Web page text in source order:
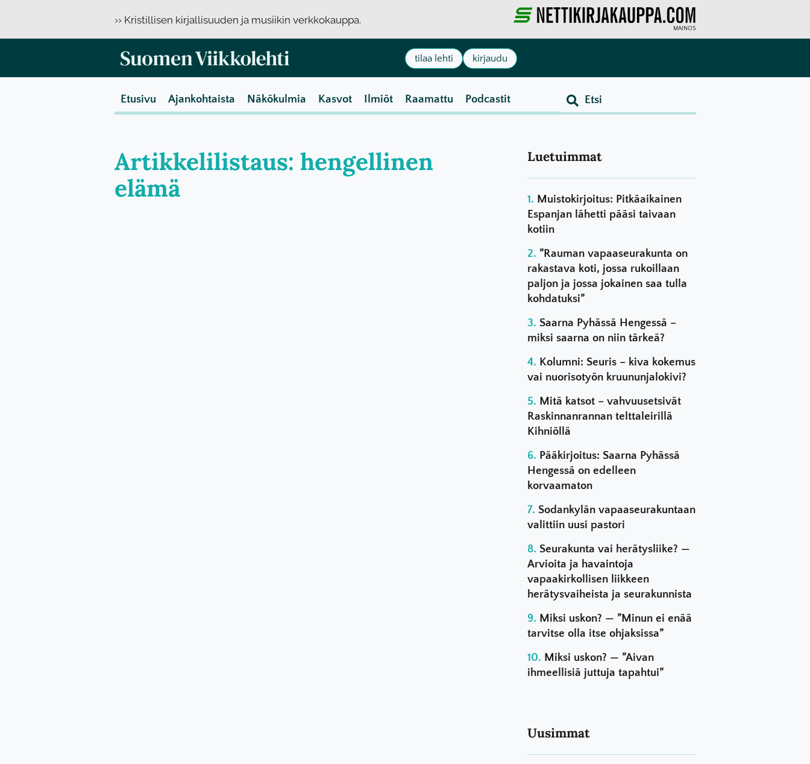
›› Kristillisen kirjallisuuden ja musiikin verkkokauppa.
MAINOS
tilaa lehti kirjaudu
Etusivu Ajankohtaista Näkökulmia Kasvot Ilmiöt Raamattu Podcastit
Artikkelilistaus: hengellinen
elämä
Luetuimmat
Muistokirjoitus: Pitkäaikainen
Espanjan lähetti pääsi taivaan
kotiin
”Rauman vapaaseurakunta on
rakastava koti, jossa rukoillaan
paljon ja jossa jokainen saa tulla
kohdatuksi”
Saarna Pyhässä Hengessä –
miksi saarna on niin tärkeä?
Kolumni: Seuris – kiva kokemus
vai nuorisotyön kruununjalokivi?
Mitä katsot – vahvuusetsivät
Raskinnanrannan telttaleirillä
Kihniöllä
Pääkirjoitus: Saarna Pyhässä
Hengessä on edelleen
korvaamaton
Sodankylän vapaaseurakuntaan
valittiin uusi pastori
Seurakunta vai herätysliike? —
Arvioita ja havaintoja
vapaakirkollisen liikkeen
herätysvaiheista ja seurakunnista
Miksi uskon? — ”Minun ei enää
tarvitse olla itse ohjaksissa”
Miksi uskon? — ”Aivan
ihmeellisiä juttuja tapahtui”
Uusimmat